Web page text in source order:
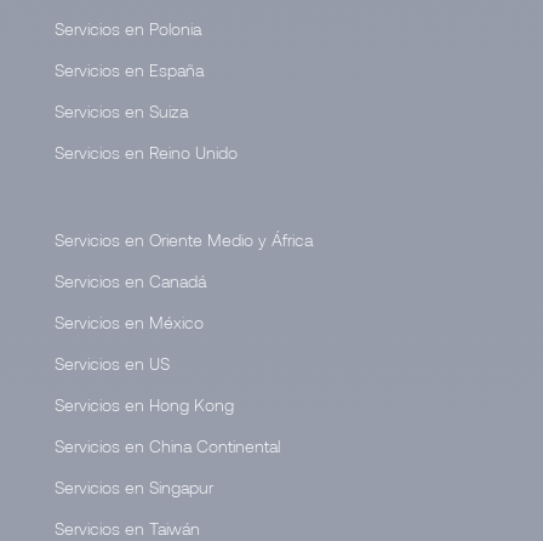
Servicios en Polonia
Servicios en España
Servicios en Suiza
Servicios en Reino Unido
Servicios en Oriente Medio y África
Servicios en Canadá
Servicios en México
Servicios en US
Servicios en Hong Kong
Servicios en China Continental
Servicios en Singapur
Servicios en Taiwán